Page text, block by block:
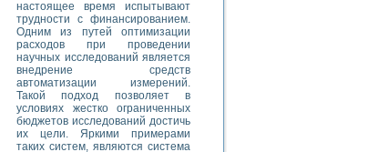
настоящее время испытывают
трудности с финансированием.
Одним из путей оптимизации
расходов при проведении
научных исследований является
внедрение средств
автоматизации измерений.
Такой подход позволяет в
условиях жестко ограниченных
бюджетов исследований достичь
их цели. Яркими примерами
таких систем, являются система